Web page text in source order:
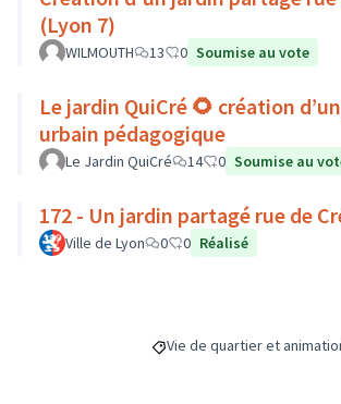
(Lyon 7)
WILMOUTH 13 0 Soumise au vote
Le jardin QuiCré 🌻 création
urbain pédagogique
Le Jardin QuiCré 14 0 Soumise au
172 - Un jardin partagé rue de
Ville de Lyon 0 0 Réalisé
Filtrer les résultats de la
Vie de quartier et